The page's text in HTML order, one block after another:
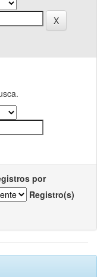
por
Registro(s)